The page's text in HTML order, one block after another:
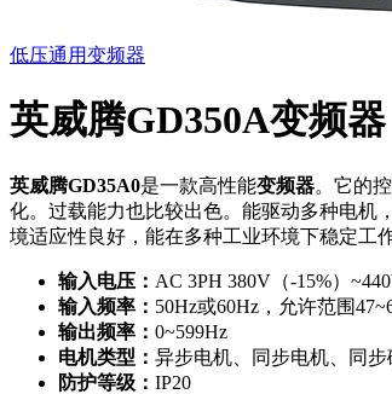
低压通用变频器
英威腾GD350A变频器
英威腾GD35A0是一款高性能变频器。它的
化。过载能力也比较出色。能驱动多种电机
境适应性良好，能在多种工业环境下稳定工
输入电压： AC 3PH 380V（-15%）
输入频率： 50Hz或60Hz，允许范围
输出频率： 0~599Hz
电机类型： 异步电机、同步电机、同步
防护等级： IP20